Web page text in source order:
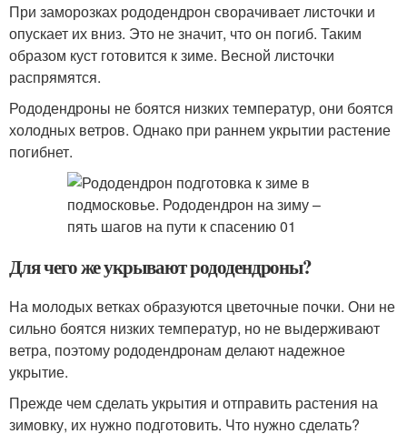
При заморозках рододендрон сворачивает листочки и
опускает их вниз. Это не значит, что он погиб. Таким
образом куст готовится к зиме. Весной листочки
распрямятся.
Рододендроны не боятся низких температур, они боятся
холодных ветров. Однако при раннем укрытии растение
погибнет.
Для чего же укрывают рододендроны?
На молодых ветках образуются цветочные почки. Они не
сильно боятся низких температур, но не выдерживают
ветра, поэтому рододендронам делают надежное
укрытие.
Прежде чем сделать укрытия и отправить растения на
зимовку, их нужно подготовить. Что нужно сделать?